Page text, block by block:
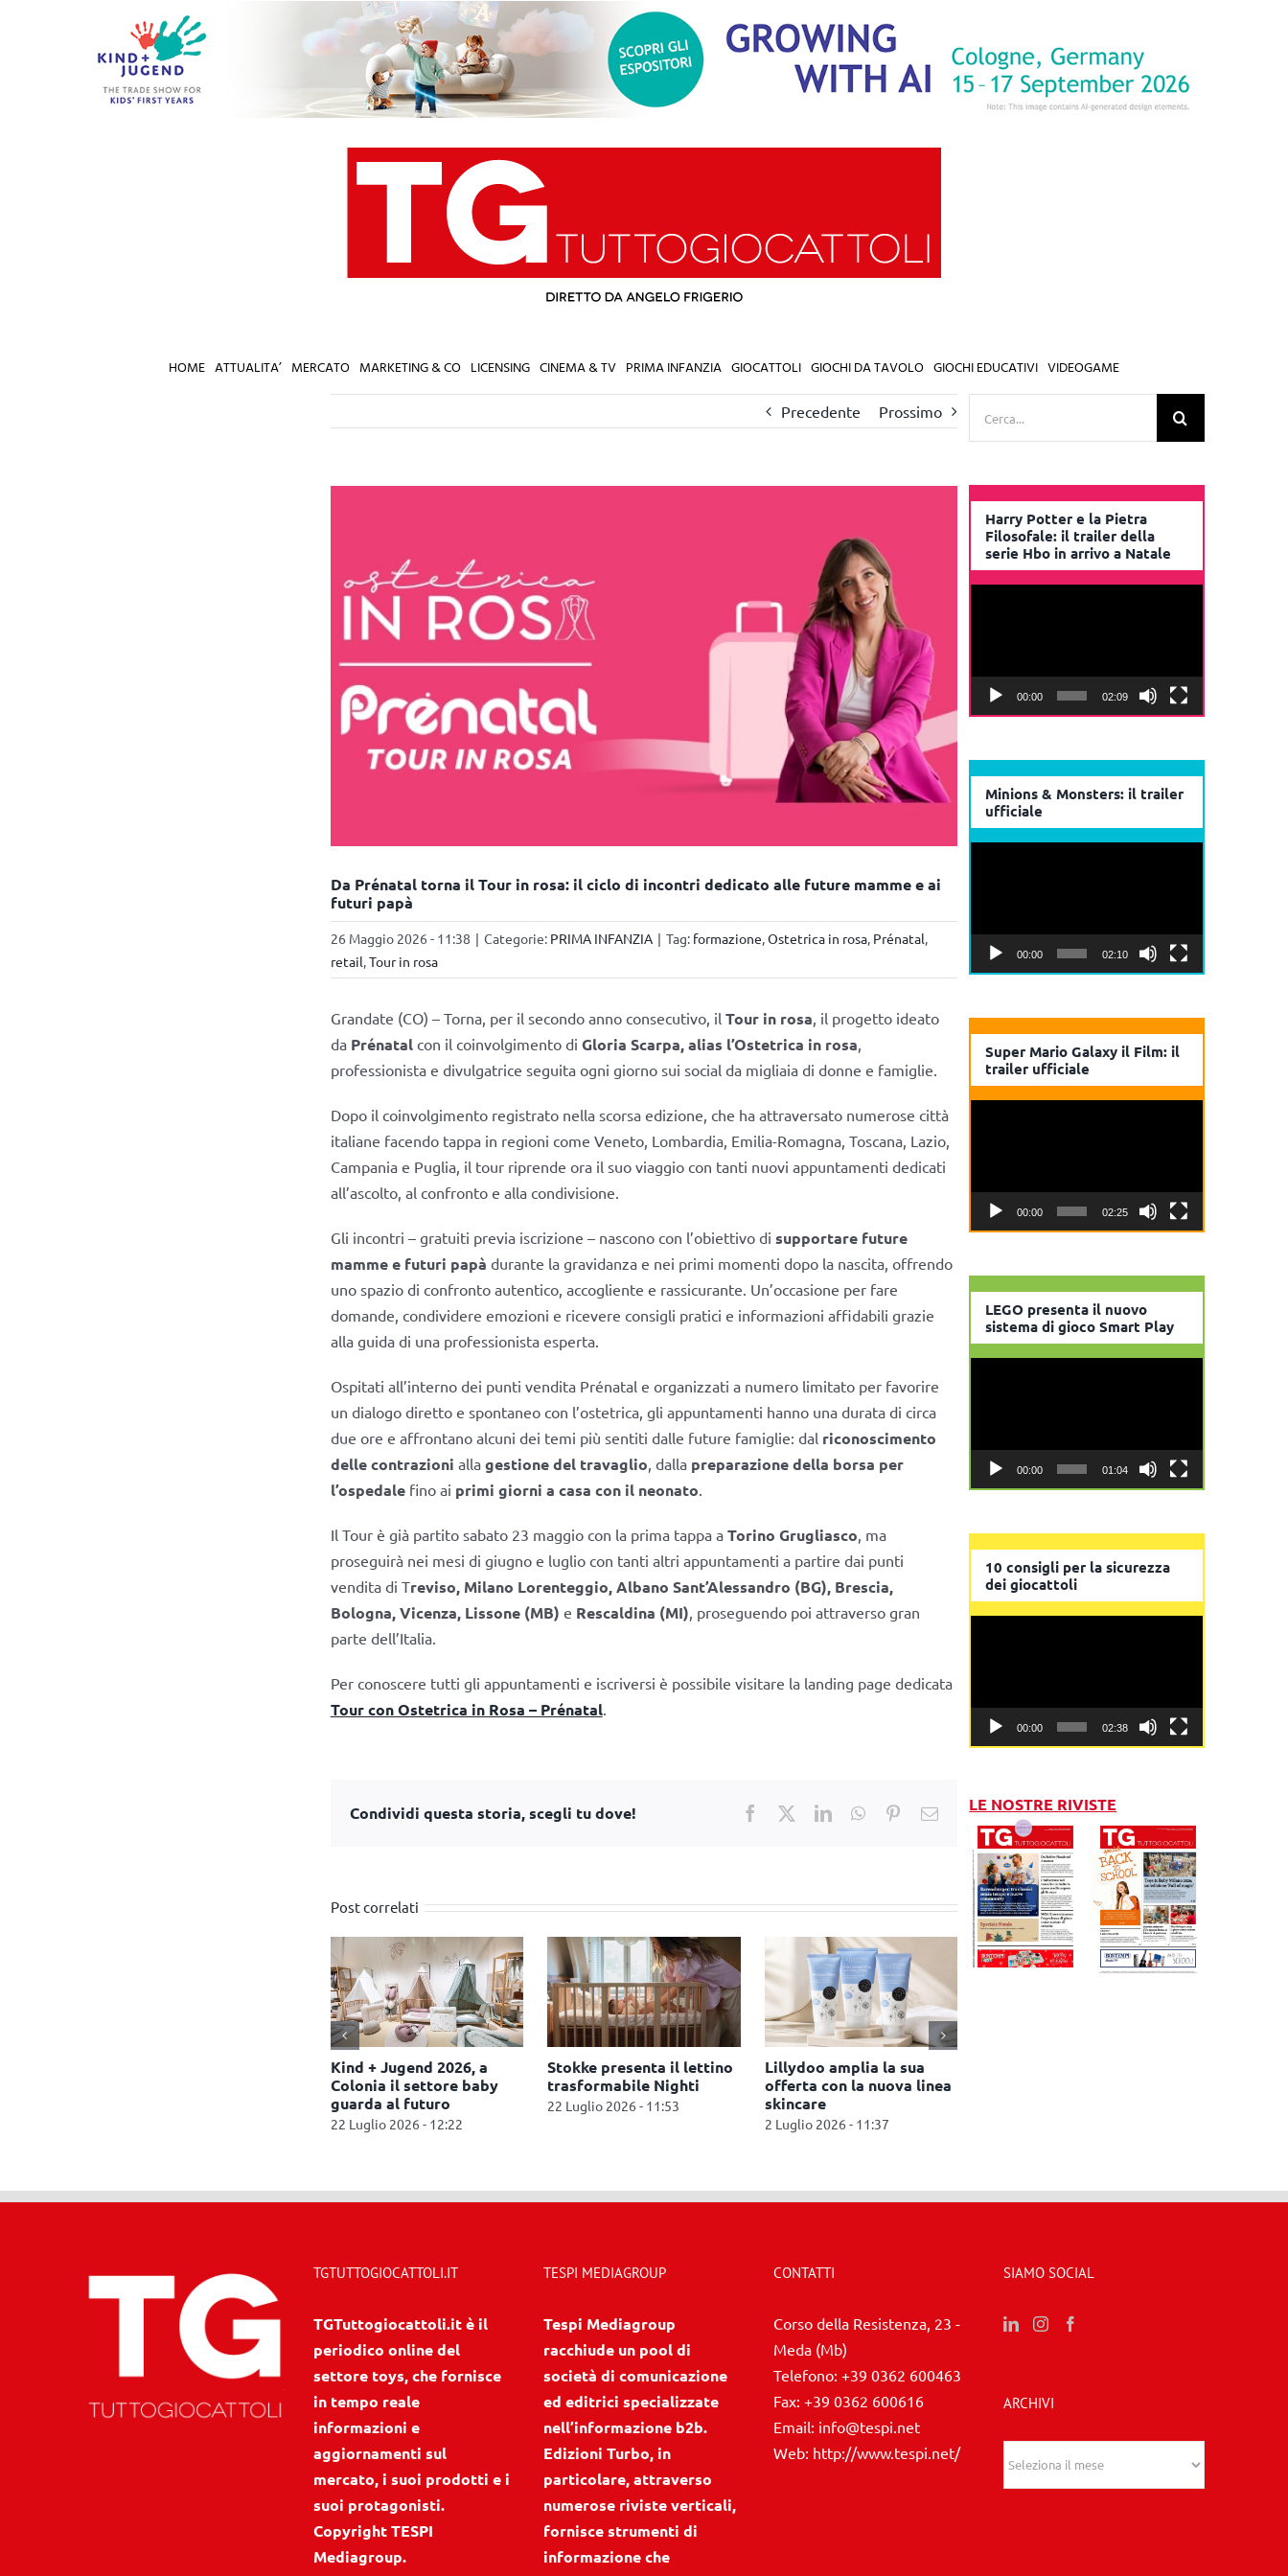
HOME ATTUALITA’ MERCATO MARKETING & CO LICENSING CINEMA & TV PRIMA INFANZIA GIOCATTOLI GIOCHI DA TAVOLO GIOCHI EDUCATIVI VIDEOGAME
Precedente Prossimo
Da Prénatal torna il Tour in rosa: il ciclo di incontri dedicato alle future mamme e ai
futuri papà
26 Maggio 2026 - 11:38 | Categorie: PRIMA INFANZIA | Tag: formazione,Ostetrica in rosa, Prénatal,
retail,Tour in rosa
Grandate (CO) – Torna, per il secondo anno consecutivo, il Tour in rosa , il progetto ideato
da Prénatal con il coinvolgimento di Gloria Scarpa, alias l’Ostetrica in rosa
professionista e divulgatrice seguita ogni giorno sui social da migliaia di donne e famiglie.
Dopo il coinvolgimento registrato nella scorsa edizione, che ha attraversato numerose città
italiane facendo tappa in regioni come Veneto, Lombardia, Emilia-Romagna, Toscana, Lazio,
Campania e Puglia, il tour riprende ora il suo viaggio con tanti nuovi appuntamenti dedicati
all’ascolto, al confronto e alla condivisione.
Gli incontri – gratuiti previa iscrizione – nascono con l’obiettivo di supportare future
mamme e futuri papà durante la gravidanza e nei primi momenti dopo la nascita, offrendo
uno spazio di confronto autentico, accogliente e rassicurante. Un’occasione per fare
domande, condividere emozioni e ricevere consigli pratici e informazioni affidabili grazie
alla guida di una professionista esperta.
Ospitati all’interno dei punti vendita Prénatal e organizzati a numero limitato per favorire
un dialogo diretto e spontaneo con l’ostetrica, gli appuntamenti hanno una durata di circa
due ore e affrontano alcuni dei temi più sentiti dalle future famiglie: dal riconoscimento
delle contrazioni alla gestione del travaglio , dalla preparazione della borsa per
l’ospedalefino ai primi giorni a casa con il neonato
Il Tour è già partito sabato 23 maggio con la prima tappa a Torino Grugliasco , ma
proseguirà nei mesi di giugno e luglio con tanti altri appuntamenti a partire dai punti
vendita di Treviso, Milano Lorenteggio, Albano Sant’Alessandro (BG), Brescia,
Bologna, Vicenza, Lissone (MB) e Rescaldina (MI) , proseguendo poi attraverso gran
parte dell’Italia.
Per conoscere tutti gli appuntamenti e iscriversi è possibile visitare la landing page dedicata
Tour con Ostetrica in Rosa – Prénatal
Condividi questa storia, scegli tu dove! Facebook LinkedInWhatsApp
PinterestEmail
Post correlati
Kind + Jugend 2026, a
Colonia il settore baby
guarda al futuro
22 Luglio 2026 - 12:22
Stokke presenta il lettino
trasformabile Nighti
22 Luglio 2026 - 11:53
Lillydoo amplia la sua
offerta con la nuova linea
skincare
2 Luglio 2026 - 11:37
Harry Potter e la Pietra
Filosofale: il trailer della
serie Hbo in arrivo a Natale
00:00 02:09
Minions & Monsters: il trailer
ufficiale
00:00 02:10
Super Mario Galaxy il Film: il
trailer ufficiale
00:00 02:25
LEGO presenta il nuovo
sistema di gioco Smart Play
00:00 01:04
10 consigli per la sicurezza
dei giocattoli
00:00 02:38
LE NOSTRE RIVISTE
TGTUTTOGIOCATTOLI.IT
TGTuttogiocattoli.it è il
periodico online del
settore toys, che fornisce
in tempo reale
informazioni e
aggiornamenti sul
mercato, i suoi prodotti e i
suoi protagonisti.
Copyright TESPI
Mediagroup.
TESPI MEDIAGROUP
Tespi Mediagroup
racchiude un pool di
società di comunicazione
ed editrici specializzate
nell’informazione b2b.
Edizioni Turbo, in
particolare, attraverso
numerose riviste verticali,
fornisce strumenti di
informazione che
CONTATTI
Corso della Resistenza, 23 -
Meda (Mb)
Telefono: +39 0362 600463
Fax: +39 0362 600616
Email: info@tespi.net
Web: http://www.tespi.net/
SIAMO SOCIAL
ARCHIVI